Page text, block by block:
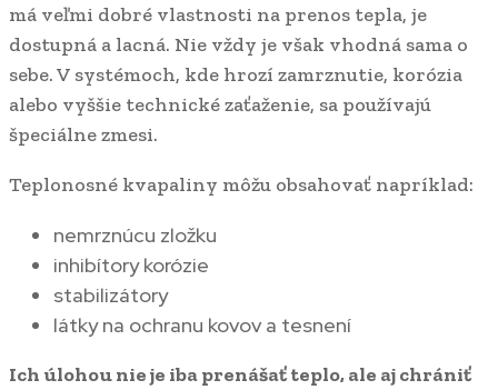
má veľmi dobré vlastnosti na prenos tepla, je
dostupná a lacná. Nie vždy je však vhodná sama o
sebe. V systémoch, kde hrozí zamrznutie, korózia
alebo vyššie technické zaťaženie, sa používajú
špeciálne zmesi.
Teplonosné kvapaliny môžu obsahovať napríklad:
nemrznúcu zložku
inhibítory korózie
stabilizátory
látky na ochranu kovov a tesnení
Ich úlohou nie je iba prenášať teplo, ale aj chrániť